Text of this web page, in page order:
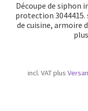
Découpe de siphon
protection 3044415.
de cuisine, armoire
incl. VATplus